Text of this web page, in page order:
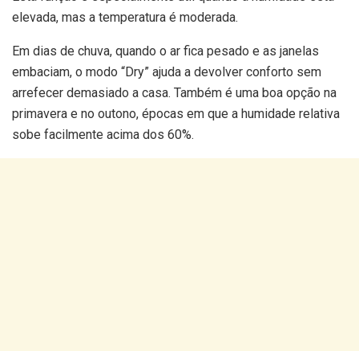
elevada, mas a temperatura é moderada.
Em dias de chuva, quando o ar fica pesado e as janelas
embaciam, o modo “Dry” ajuda a devolver conforto sem
arrefecer demasiado a casa. Também é uma boa opção na
primavera e no outono, épocas em que a humidade relativa
sobe facilmente acima dos 60%.